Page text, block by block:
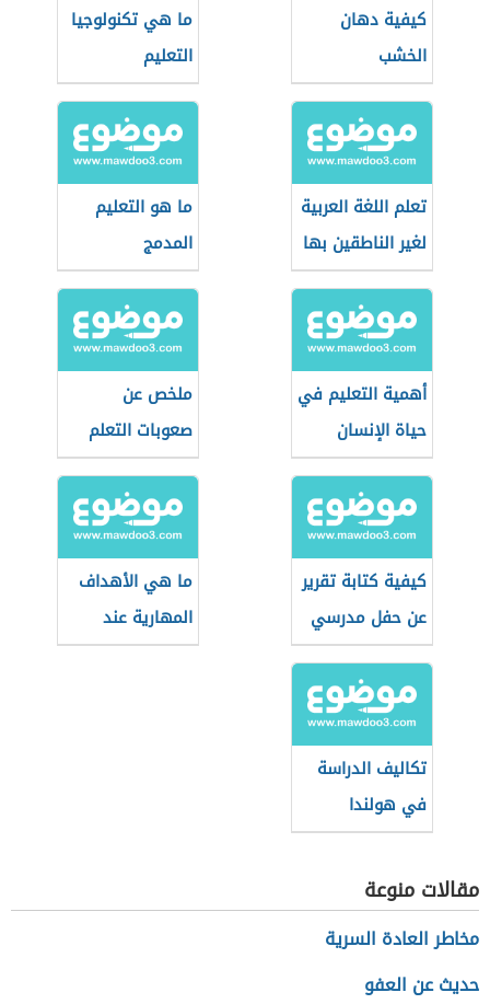
كيفية دهان
الخشب
ما هي تكنولوجيا
التعليم
تعلم اللغة العربية
لغير الناطقين بها
ما هو التعليم
المدمج
أهمية التعليم في
حياة الإنسان
ملخص عن
صعوبات التعلم
كيفية كتابة تقرير
عن حفل مدرسي
ما هي الأهداف
المهارية عند
بلوم؟
تكاليف الدراسة
في هولندا
مقالات منوعة
مخاطر العادة السرية
حديث عن العفو